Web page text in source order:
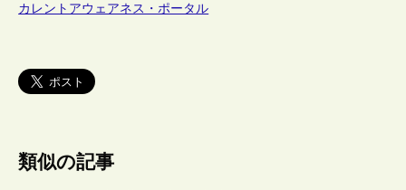
カレントアウェアネス・ポータル
類似の記事